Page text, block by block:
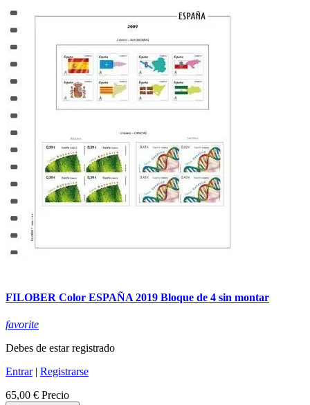
FILOBER Color ESPAÑA 2019 Bloque de 4 sin montar
favorite
Debes de estar registrado
Entrar| Registrarse
65,00 € Precio